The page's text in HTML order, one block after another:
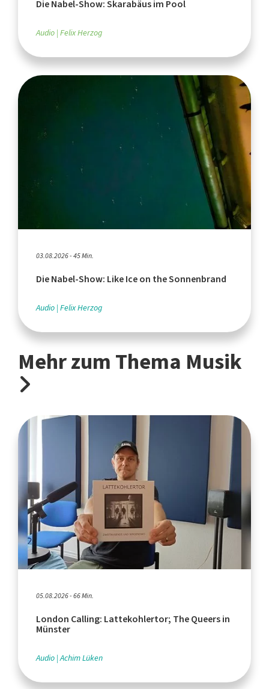
Die Nabel-Show: Skarabäus im Pool
Audio Felix Herzog
03.08.2026 - 45 Min.
Die Nabel-Show: Like Ice on the Sonnenbrand
Audio Felix Herzog
Mehr zum Thema Musik
05.08.2026 - 66 Min.
London Calling: Lattekohlertor; The Queers in
Münster
Audio Achim Lüken